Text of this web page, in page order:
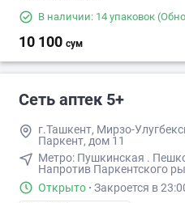
В наличии: 14 упаковок
10 100 сум
Сеть аптек 5+
г.Ташкент, Мирзо-
Паркент, дом 11
Метро: ​Пушкинская .
Напротив Паркентского
Открыто · Закроется в